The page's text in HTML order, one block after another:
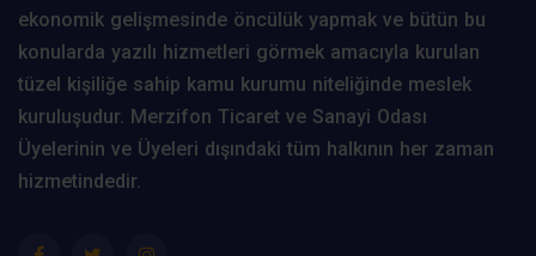
ekonomik gelişmesinde öncülük yapmak ve bütün bu
konularda yazılı hizmetleri görmek amacıyla kurulan
tüzel kişiliğe sahip kamu kurumu niteliğinde meslek
kuruluşudur. Merzifon Ticaret ve Sanayi Odası
Üyelerinin ve Üyeleri dışındaki tüm halkının her zaman
hizmetindedir.